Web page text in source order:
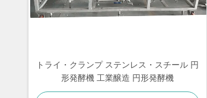
トライ・クランプ ステンレス・スチール 円
形発酵機 工業醸造 円形発酵機